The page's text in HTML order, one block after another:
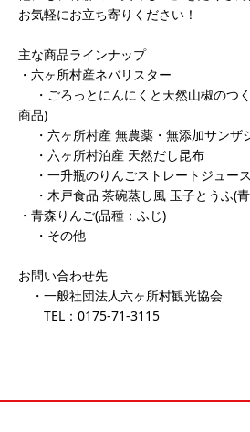
お気軽にお立ち寄りください！
主な商品ラインナップ
・六ヶ所村産ネバリスター
・ごろっとにんにくと天然山椒のつ
商品)
・六ヶ所村産 無農薬・無添加サンザ
・六ヶ所村泊産 天然だし昆布
・一升瓶のりんごストレートジュー
・木戸食品 茶碗蒸し風 玉子とうふ(
・青森りんご(品種：ふじ)
・その他
お問い合わせ先
・一般社団法人六ヶ所村観光協会
TEL：0175-71-3115